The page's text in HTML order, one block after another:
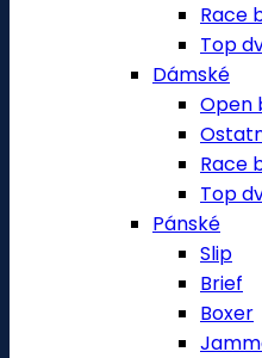
Race
Top
Dámské
Open
Race
Top
Pánské
Slip
Brief
Boxer